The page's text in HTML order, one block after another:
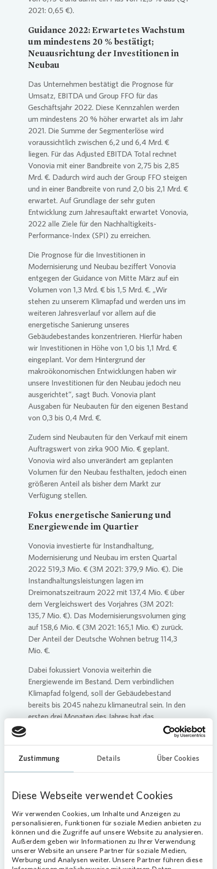
Zustimmung Details Über Cookies
Diese Webseite verwendet Cookies
Wir verwenden Cookies, um Inhalte und Anzeigen zu
personalisieren, Funktionen für soziale Medien anbieten zu
können und die Zugriffe auf unsere Website zu analysieren.
Außerdem geben wir Informationen zu Ihrer Verwendung
unserer Website an unsere Partner für soziale Medien,
Werbung und Analysen weiter. Unsere Partner führen diese
2021: 0,65 €).
Guidance 2022: Erwartetes Wachstum
um mindestens 20 % bestätigt;
Neuausrichtung der Investitionen in
Neubau
Das Unternehmen bestätigt die Prognose für
Umsatz, EBITDA und Group FFO für das
Geschäftsjahr 2022. Diese Kennzahlen werden
um mindestens 20 % höher erwartet als im Jahr
2021. Die Summe der Segmenterlöse wird
voraussichtlich zwischen 6,2 und 6,4 Mrd. €
liegen. Für das Adjusted EBITDA Total rechnet
Vonovia mit einer Bandbreite von 2,75 bis 2,85
Mrd. €. Dadurch wird auch der Group FFO steigen
und in einer Bandbreite von rund 2,0 bis 2,1 Mrd. €
erwartet. Auf Grundlage der sehr guten
Entwicklung zum Jahresauftakt erwartet Vonovia,
2022 alle Ziele für den Nachhaltigkeits-
Performance-Index (SPI) zu erreichen.
Die Prognose für die Investitionen in
Modernisierung und Neubau beziffert Vonovia
entgegen der Guidance von Mitte März auf ein
Volumen von 1,3 Mrd. € bis 1,5 Mrd. €. „Wir
stehen zu unserem Klimapfad und werden uns im
weiteren Jahresverlauf vor allem auf die
energetische Sanierung unseres
Gebäudebestandes konzentrieren. Hierfür haben
wir Investitionen in Höhe von 1,0 bis 1,1 Mrd. €
eingeplant. Vor dem Hintergrund der
makroökonomischen Entwicklungen haben wir
unsere Investitionen für den Neubau jedoch neu
ausgerichtet“, sagt Buch. Vonovia plant
Ausgaben für Neubauten für den eigenen Bestand
von 0,3 bis 0,4 Mrd. €.
Zudem sind Neubauten für den Verkauf mit einem
Auftragswert von zirka 900 Mio. € geplant.
Vonovia wird also unverändert am geplanten
Volumen für den Neubau festhalten, jedoch einen
größeren Anteil als bisher dem Markt zur
Verfügung stellen.
Fokus energetische Sanierung und
Energiewende im Quartier
Vonovia investierte für Instandhaltung,
Modernisierung und Neubau im ersten Quartal
2022 519,3 Mio. € (3M 2021: 379,9 Mio. €). Die
Instandhaltungsleistungen lagen im
Dreimonatszeitraum 2022 mit 137,4 Mio. € über
dem Vergleichswert des Vorjahres (3M 2021:
135,7 Mio. €). Das Modernisierungsvolumen ging
auf 158,6 Mio. € (3M 2021: 165,1 Mio. €) zurück.
Der Anteil der Deutsche Wohnen betrug 114,3
Mio. €.
Dabei fokussiert Vonovia weiterhin die
Energiewende im Bestand. Dem verbindlichen
Klimapfad folgend, soll der Gebäudebestand
bereits bis 2045 nahezu klimaneutral sein. In den
ersten drei Monaten des Jahres hat das
Unternehmen bereits mehr als 1.500 Wohnungen
Tempo auf lokalen Grünstrom umgestellt: Die
Photovoltaik-Offensive, die vorsieht, bis 2050
eigenen Bestand mit einer Photovoltaik-Anlage
auszustatten, läuft planmäßig.
„Die Energiewende dient nicht allein dem
Klimaschutz. Sie bedeutet auch die wichtige
Unabhängigkeit vom internationalen
Energiemarkt. Zur Wahrheit gehört jedoch auch: